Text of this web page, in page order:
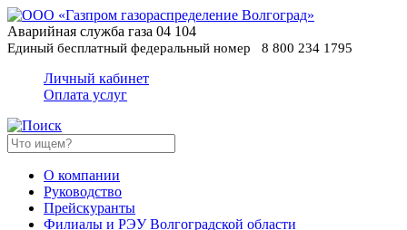
Аварийная служба газа 04 104
Единый бесплатный федеральный номер
8 800 234 1795
Личный кабинет
Оплата услуг
О компании
Руководство
Прейскуранты
Филиалы и РЭУ Волгоградской области